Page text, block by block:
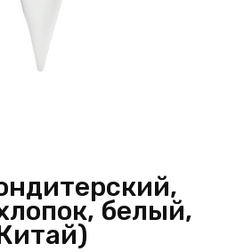
белый,